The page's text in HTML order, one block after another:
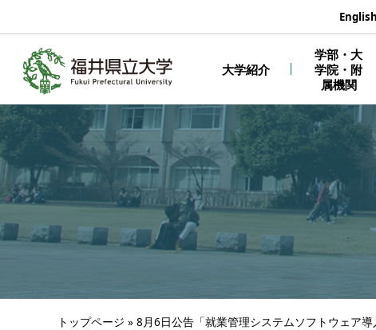
大学紹介
学部・大
学院・附
属機関
English
トップページ » 8月6日公告「就業管理システムソフトウェア